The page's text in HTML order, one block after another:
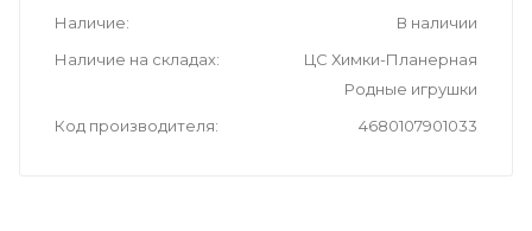
Наличие
В наличии
Наличие на складах
ЦС Химки-Планерная
Родные игрушки
Код производителя
4680107901033